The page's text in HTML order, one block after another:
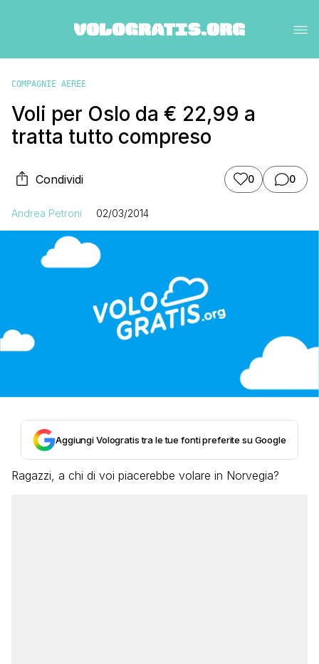
COMPAGNIE AEREE
Voli per Oslo da € 22,99 a
tratta tutto compreso
Condividi 0 0
Andrea Petroni 02/03/2014
Aggiungi Vologratis tra le tue fonti preferite su Google
Ragazzi, a chi di voi piacerebbe volare in Norvegia?